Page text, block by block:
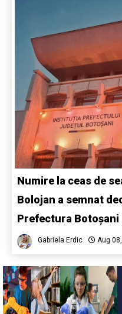
Numire la ceas de
Bolojan a semnat
Prefectura Botoșani
Gabriela Erdic Aug